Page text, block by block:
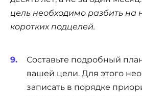
цель необходимо разбить на
коротких подцелей.
Составьте подробный
вашей цели. Для этого
записать в порядке